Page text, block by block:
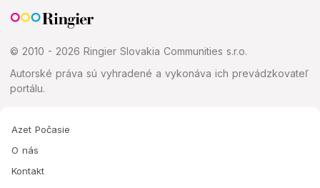
© 2010 - 2026 Ringier Slovakia Communities s.r.o.
Autorské práva sú vyhradené a vykonáva ich prevádzkovateľ
portálu.
Azet Počasie
O nás
Kontakt